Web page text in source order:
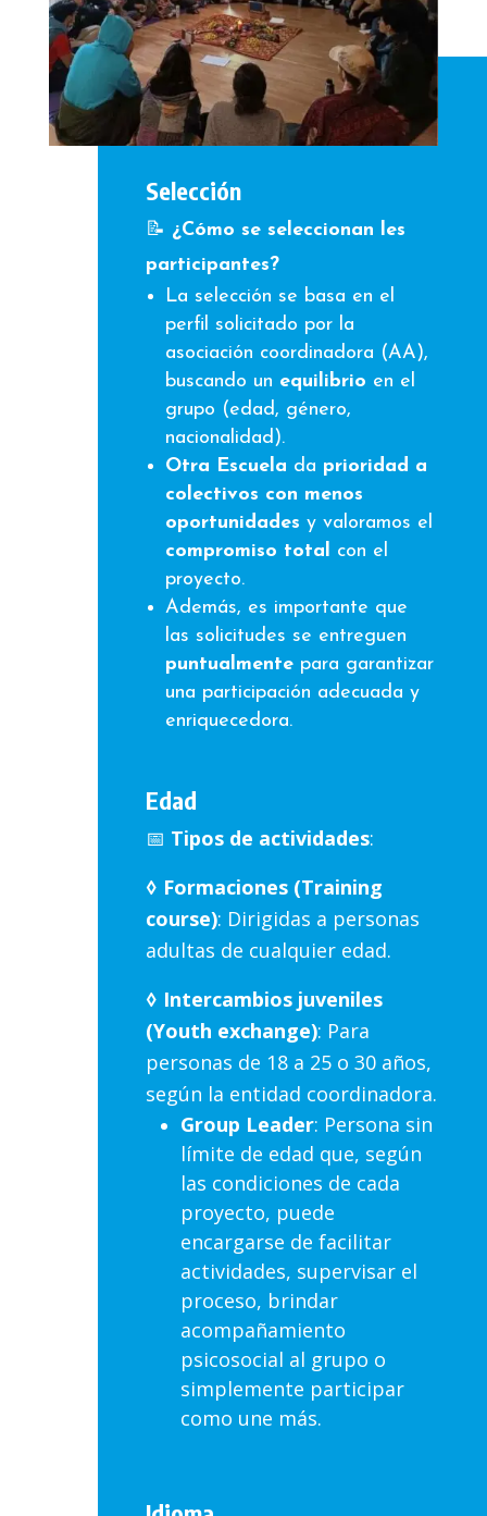
Selección
📝 ¿Cómo se seleccionan les
participantes?
La selección se basa en el
perfil solicitado por la
asociación coordinadora (AA),
buscando un equilibrio en el
grupo (edad, género,
nacionalidad).
Otra Escuela da prioridad a
colectivos con menos
oportunidades y valoramos el
compromiso total
con el
proyecto.
Además, es importante que
las solicitudes se entreguen
puntualmente para garantizar
una participación adecuada y
enriquecedora.
Edad
📅 Tipos de actividades:
◊ Formaciones (Training
course): Dirigidas a personas
adultas de cualquier edad.
◊ Intercambios juveniles
(Youth exchange): Para
personas de 18 a 25 o 30 años,
según la entidad coordinadora.
Group Leader: Persona sin
límite de edad que, según
las condiciones de cada
proyecto, puede
encargarse de facilitar
actividades, supervisar el
proceso, brindar
acompañamiento
psicosocial al grupo o
simplemente participar
como une más.